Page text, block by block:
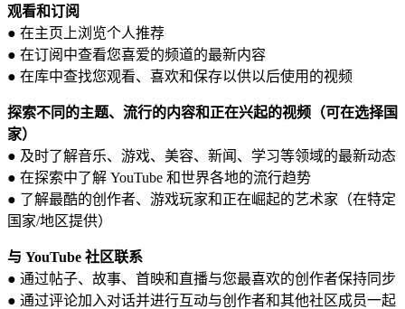
观看和订阅
● 在主页上浏览个人推荐
● 在订阅中查看您喜爱的频道的最新内容
● 在库中查找您观看、喜欢和保存以供以后使用的视频
探索不同的主题、流行的内容和正在兴起的视频（可在选择国
家）
● 及时了解音乐、游戏、美容、新闻、学习等领域的最新动态
● 在探索中了解 YouTube 和世界各地的流行趋势
● 了解最酷的创作者、游戏玩家和正在崛起的艺术家（在特定
国家/地区提供）
与 YouTube 社区联系
● 通过帖子、故事、首映和直播与您最喜欢的创作者保持同步
● 通过评论加入对话并进行互动与创作者和其他社区成员一起